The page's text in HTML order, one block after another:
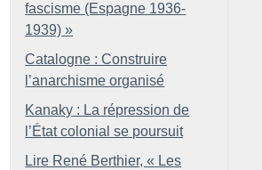
fascisme (Espagne 1936-
1939) »
Catalogne : Construire
l’anarchisme organisé
Kanaky : La répression de
l’État colonial se poursuit
Lire René Berthier, « Les